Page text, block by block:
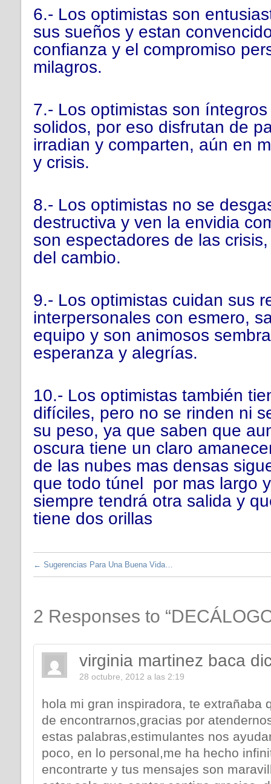
6.- Los optimistas son
sus sueños y estan
confianza y el compromiso
milagros.
7.- Los optimistas son
solidos, por eso disfrutan de
irradian y comparten, aún en
y crisis.
8.- Los optimistas no se
destructiva y ven la envidia
son espectadores de las
del cambio.
9.- Los optimistas cuidan sus
interpersonales con esmero,
equipo y son animosos
esperanza y alegrías.
10.- Los optimistas también
difíciles, pero no se rinden ni
su peso, ya que saben que
oscura tiene un claro
de las nubes mas densas
que todo túnel por mas largo
siempre tendrá otra salida y
tiene dos orillas
← Sugerencias Para Una Buena Vida…
2 Responses to
virginia martinez baca
28 octubre, 2012 a las 2:19
hola mi gran inspiradora, te extrañaba
de encontrarnos,gracias por
estas palabras,estimulantes nos
poco, en lo personal,me ha hecho
encontrarte y tus mensajes son